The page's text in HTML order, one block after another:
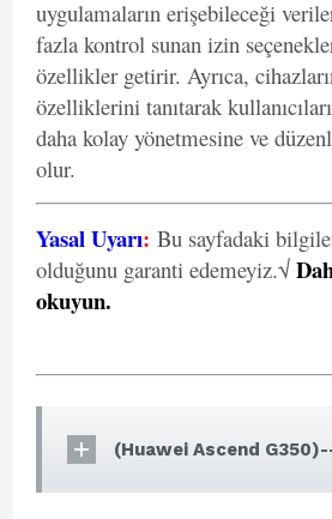
uygulamaların erişebileceği
fazla kontrol sunan izin
özellikler getirir. Ayrıca,
özelliklerini tanıtarak
daha kolay yönetmesine ve
olur.
Yasal Uyarı: Bu sayfadaki
olduğunu garanti edemeyiz.√
okuyun.
(Huawei Ascend